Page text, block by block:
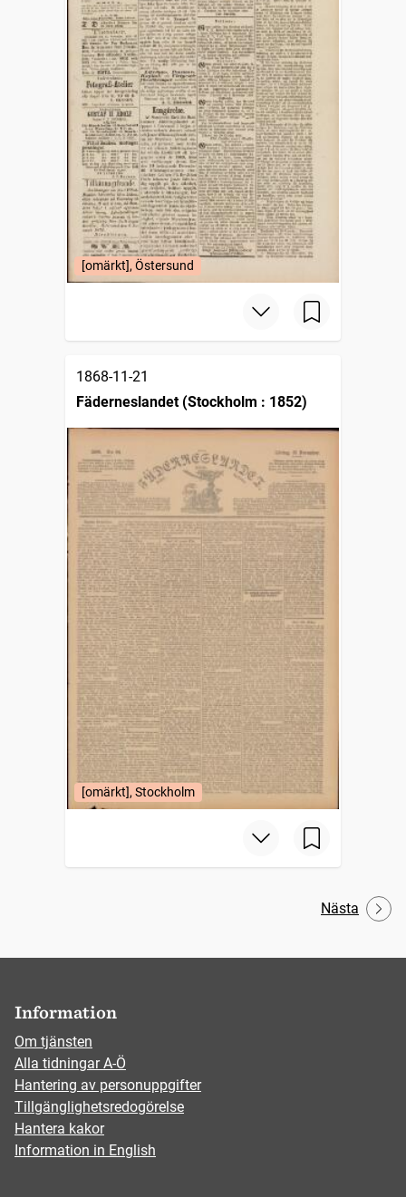
[omärkt], Östersund
1868-11-21
Fäderneslandet (Stockholm : 1852)
[omärkt], Stockholm
Nästa
Information
Om tjänsten
Alla tidningar A-Ö
Hantering av personuppgifter
Tillgänglighetsredogörelse
Hantera kakor
Information in English